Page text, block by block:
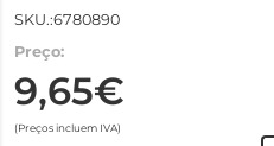
SKU.:6780890
Preço:
9,65€
(Preços incluem IVA)